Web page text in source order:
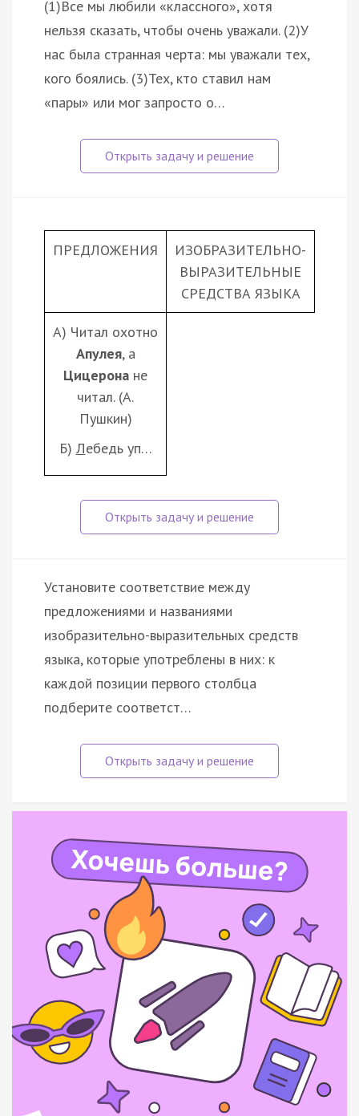
(1)Все мы любили «классного», хотя
нельзя сказать, чтобы очень уважали. (2)У
нас была странная черта: мы уважали тех,
кого боялись. (3)Тех, кто ставил нам
«пары» или мог запросто о…
ПРЕДЛОЖЕНИЯ
ИЗОБРАЗИТЕЛЬНО-
ВЫРАЗИТЕЛЬНЫЕ
СРЕДСТВА ЯЗЫКА
А) Читал охотно
Апулея, а
Цицерона не
читал. (А.
Пушкин)
Б) Лебедь уп…
Установите соответствие между
предложениями и названиями
изобразительно-выразительных средств
языка, которые употреблены в них: к
каждой позиции первого столбца
подберите соответст…